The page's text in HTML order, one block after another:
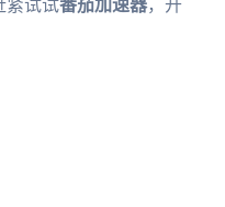
紧试试番茄加速器，开